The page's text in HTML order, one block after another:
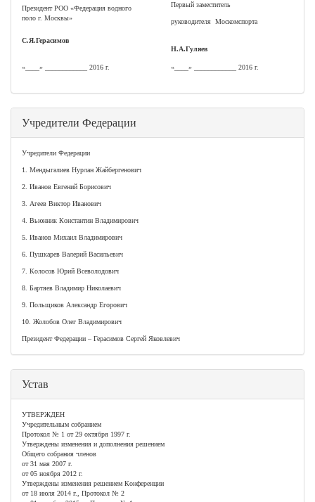
Президент РОО «Федерация водного
поло г. Москвы»
Первый заместитель
руководителя Москомспорта
С.Я.Герасимов
Н.А.Гуляев
«____» ____________ 2016 г. «____» ____________ 2016 г.
Учредители Федерации
Учредители Федерации
1. Мендыгалиев Нурлан Жайбергенович
2. Иванов Евгений Борисович
3. Агеев Виктор Иванович
4. Вьюнник Константин Владимирович
5. Иванов Михаил Владимирович
6. Пушкарев Валерий Васильевич
7. Колосов Юрий Всеволодович
8. Бартяев Владимир Николаевич
9. Польщиков Александр Егорович
10. Жолобов Олег Владимирович
Президент Федерации – Герасимов Сергей Яковлевич
Устав
УТВЕРЖДЕН
Учредительным собранием
Протокол № 1 от 29 октября 1997 г.
Утверждены изменения и дополнения решением
Общего собрания членов
от 31 мая 2007 г.
от 05 ноября 2012 г.
Утверждены изменения решением Конференции
от 18 июля 2014 г., Протокол № 2